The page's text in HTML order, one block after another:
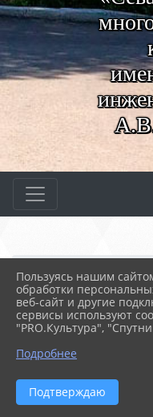
Главная
06. Педагогический
Игнатьева Дарья
22.03.2024 10:25
ИГНАТЬЕВА
Пользуясь нашим
обработки
веб-сайт и другие
сервисы используют
"PRO.Культура",
Подробнее
Подтверждаю